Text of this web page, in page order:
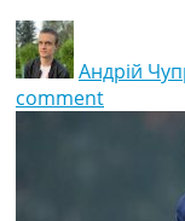
Андрій
comment